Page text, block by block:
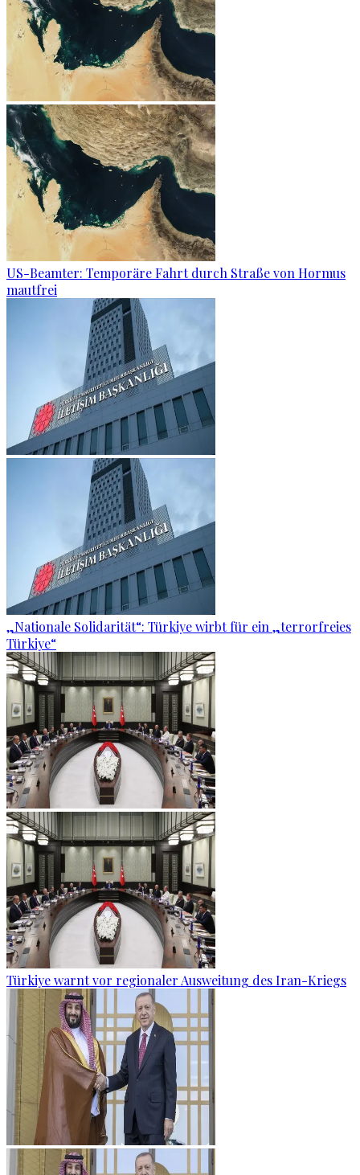
US-Beamter: Temporäre Fahrt durch Straße von Hormus
mautfrei
„Nationale Solidarität“: Türkiye wirbt für ein „terrorfreies
Türkiye“
Türkiye warnt vor regionaler Ausweitung des Iran-Kriegs